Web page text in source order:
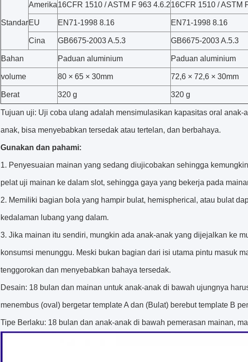
Standar
Amerika16CFR 1510 / ASTM F 963 4.6.216CFR 1510 / ASTM
EU EN71-1998 8.16 EN71-1998 8.16
Cina GB6675-2003 A.5.3 GB6675-2003 A.5.3
Bahan Paduan aluminium Paduan aluminium
volume 80 × 65 × 30mm 72,6 × 72,6 × 30mm
Berat 320 g 320 g
Tujuan uji: Uji coba ulang adalah mensimulasikan kapasitas oral anak-
anak, bisa menyebabkan tersedak atau tertelan, dan berbahaya.
Gunakan dan pahami:
1. Penyesuaian mainan yang sedang diujicobakan sehingga
pelat uji mainan ke dalam slot, sehingga gaya yang bekerja pada
2. Memiliki bagian bola yang hampir bulat, hemispherical, atau bulat
kedalaman lubang yang dalam.
3. Jika mainan itu sendiri, mungkin ada anak-anak yang dijejalkan ke
konsumsi menunggu. Meski bukan bagian dari isi utama pintu masuk
tenggorokan dan menyebabkan bahaya tersedak.
Desain: 18 bulan dan mainan untuk anak-anak di bawah ujungnya
menembus (oval) bergetar template A dan (Bulat) berebut template B
Tipe Berlaku: 18 bulan dan anak-anak di bawah pemerasan mainan,